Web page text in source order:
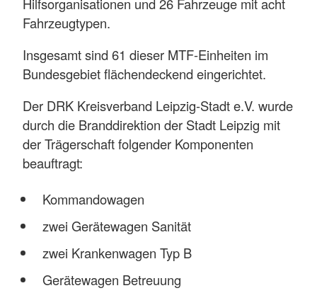
Fahrzeugtypen.
Insgesamt sind 61 dieser MTF-Einheiten im
Bundesgebiet flächendeckend eingerichtet.
Der DRK Kreisverband Leipzig-Stadt e.V. wurde
durch die Branddirektion der Stadt Leipzig mit
der Trägerschaft folgender Komponenten
beauftragt:
Kommandowagen
zwei Gerätewagen Sanität
zwei Krankenwagen Typ B
Gerätewagen Betreuung